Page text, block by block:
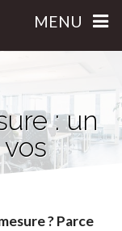
MENU
: un
? Parce